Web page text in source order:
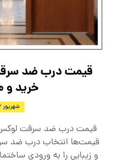
قیمت درب ضد
خرید و
شهریور 16, 1404
قیمت درب ضد سرقت
قیمت‌ها انتخاب درب ضد
و زیبایی را به ورودی